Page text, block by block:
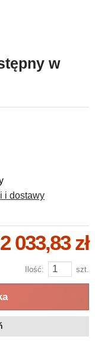
w
i dostawy
2 033,83 zł
Ilość: szt.